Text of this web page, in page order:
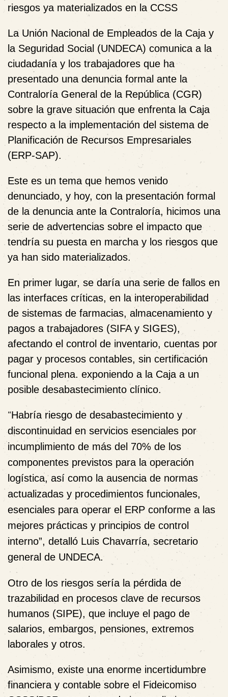
riesgos ya materializados en la CCSS
La Unión Nacional de Empleados de la Caja y
la Seguridad Social (UNDECA) comunica a la
ciudadanía y los trabajadores que ha
presentado una denuncia formal ante la
Contraloría General de la República (CGR)
sobre la grave situación que enfrenta la Caja
respecto a la implementación del sistema de
Planificación de Recursos Empresariales
(ERP-SAP).
Este es un tema que hemos venido
denunciado, y hoy, con la presentación formal
de la denuncia ante la Contraloría, hicimos una
serie de advertencias sobre el impacto que
tendría su puesta en marcha y los riesgos que
ya han sido materializados.
En primer lugar, se daría una serie de fallos en
las interfaces críticas, en la interoperabilidad
de sistemas de farmacias, almacenamiento y
pagos a trabajadores (SIFA y SIGES),
afectando el control de inventario, cuentas por
pagar y procesos contables, sin certificación
funcional plena. exponiendo a la Caja a un
posible desabastecimiento clínico.
“Habría riesgo de desabastecimiento y
discontinuidad en servicios esenciales por
incumplimiento de más del 70% de los
componentes previstos para la operación
logística, así como la ausencia de normas
actualizadas y procedimientos funcionales,
esenciales para operar el ERP conforme a las
mejores prácticas y principios de control
interno”, detalló Luis Chavarría, secretario
general de UNDECA.
Otro de los riesgos sería la pérdida de
trazabilidad en procesos clave de recursos
humanos (SIPE), que incluye el pago de
salarios, embargos, pensiones, extremos
laborales y otros.
Asimismo, existe una enorme incertidumbre
financiera y contable sobre el Fideicomiso